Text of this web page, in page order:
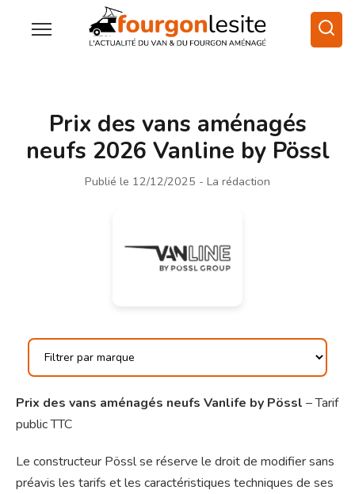
Prix des vans aménagés
neufs 2026 Vanline by Pössl
Publié le 12/12/2025 - La rédaction
Prix des vans aménagés neufs Vanlife by Pössl – Tarif
public TTC
Le constructeur Pössl se réserve le droit de modifier sans
préavis les tarifs et les caractéristiques techniques de ses